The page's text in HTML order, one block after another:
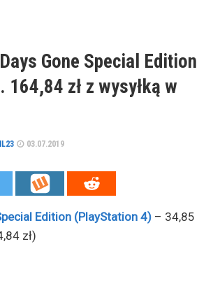
Gone Special Edition
164,84 zł z wysyłką w
03.07.2019
Edition (PlayStation 4) – 34,85
zł)